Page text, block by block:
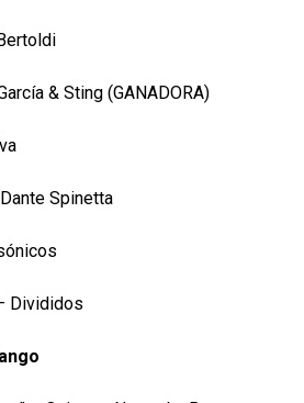
& Sting (GANADORA)
Spinetta
Divididos